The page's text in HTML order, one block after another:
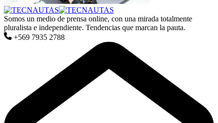
Somos un medio de prensa online, con una mirada totalmente
pluralista e independiente. Tendencias que marcan la pauta.
+569 7935 2788